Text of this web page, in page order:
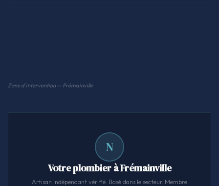
Zone d'intervention — Frémainville
N
Votre plombier à Frémainville
Artisan indépendant vérifié. Basé dans le secteur. Membre